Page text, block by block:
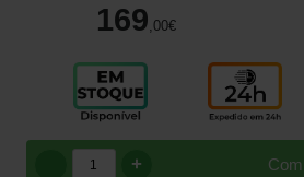
169 ,00€
+